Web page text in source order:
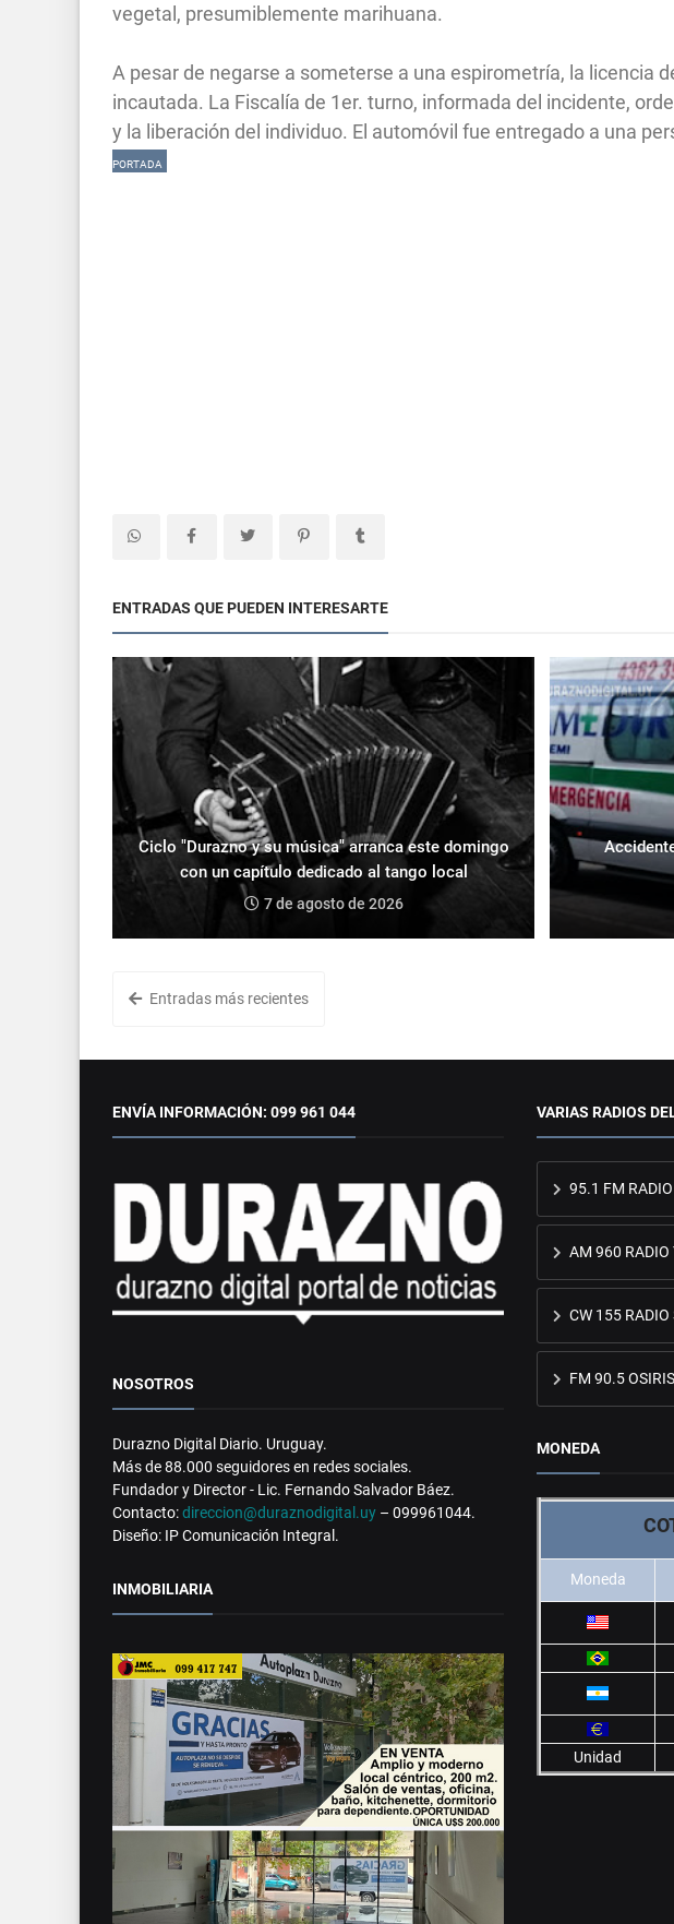
vegetal, presumiblemente marihuana.
A pesar de negarse a someterse a una espirometría, la licencia
incautada. La Fiscalía de 1er. turno, informada del incidente,
y la liberación del individuo. El automóvil fue entregado a una
PORTADA
ENTRADAS QUE PUEDEN INTERESARTE
Ciclo "Durazno y su música" arranca este domingo
con un capítulo dedicado al tango local
7 de agosto de 2026
Entradas más recientes
ENVÍA INFORMACIÓN: 099 961 044
NOSOTROS
Durazno Digital Diario. Uruguay.
Más de 88.000 seguidores en redes sociales.
Fundador y Director - Lic. Fernando Salvador Báez.
Contacto:direccion@duraznodigital.uy – 099961044.
Diseño: IP Comunicación Integral.
INMOBILIARIA
VARIAS RADIOS
95.1 FM
AM 960 RADIO
CW 155 RADIO
FM 90.5
MONEDA
Moneda
Unidad